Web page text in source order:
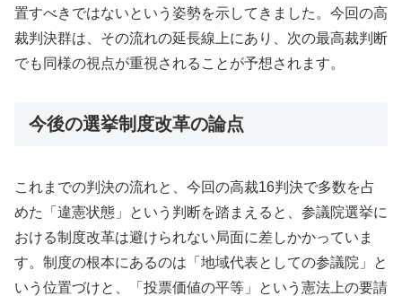
置すべきではないという姿勢を示してきました。今回の高
裁判決群は、その流れの延長線上にあり、次の最高裁判断
でも同様の視点が重視されることが予想されます。
今後の選挙制度改革の論点
これまでの判決の流れと、今回の高裁16判決で多数を占
めた「違憲状態」という判断を踏まえると、参議院選挙に
おける制度改革は避けられない局面に差しかかっていま
す。制度の根本にあるのは「地域代表としての参議院」と
いう位置づけと、「投票価値の平等」という憲法上の要請